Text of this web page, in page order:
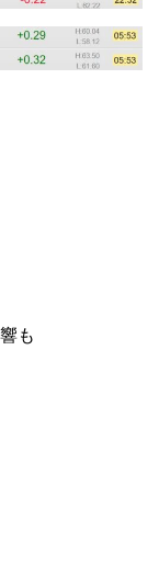
も